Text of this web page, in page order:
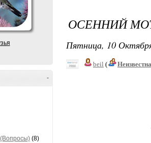
-
(8)
ОСЕННИЙ
Пятница, 10
beil (